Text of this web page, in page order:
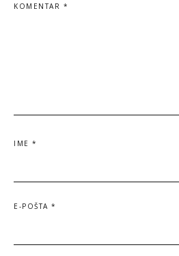
KOMENTAR *
IME *
E-POŠTA *